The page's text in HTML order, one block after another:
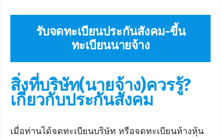
รับจดทะเบียนประกันสังคม-ขึ้น
ทะเบียนนายจ้าง
สิ่งที่บริษัท(นายจ้าง)ควรรู้?
เกี่ยวกับประกันสังคม
เมื่อท่านได้จดทะเบียนบริษัท หรือจดทะเบียนห้างหุ้น